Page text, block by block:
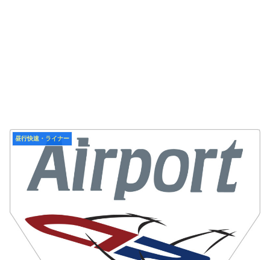
昼行快速・ライナー